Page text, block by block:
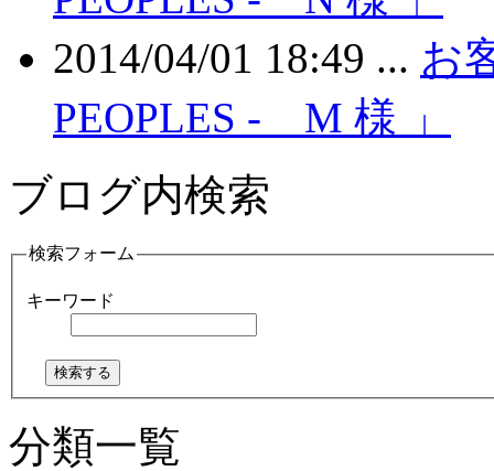
2014/04/01 18:49 ... お
PEOPLES - M 様 」
ブログ内検索
検索フォーム
キーワード
分類一覧